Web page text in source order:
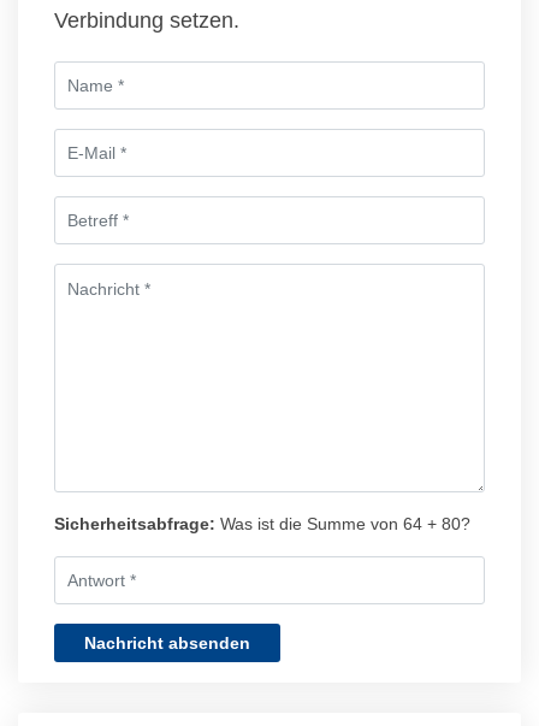
Verbindung setzen.
Sicherheitsabfrage: Was ist die Summe von 64 + 80?
Nachricht absenden